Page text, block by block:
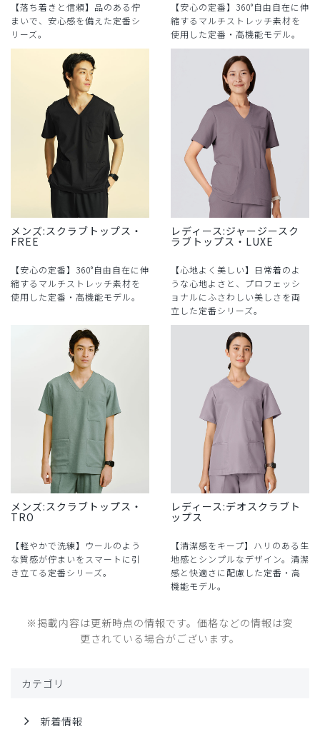
【落ち着きと信頼】品のある佇
まいで、安心感を備えた定番シ
リーズ。
【安心の定番】360°自由自在に伸
縮するマルチストレッチ素材を
使用した定番・高機能モデル。
メンズ:スクラブトップス・
FREE
【安心の定番】360°自由自在に伸
縮するマルチストレッチ素材を
使用した定番・高機能モデル。
レディース:ジャージースク
ラブトップス・LUXE
【心地よく美しい】日常着のよ
うな心地よさと、プロフェッシ
ョナルにふさわしい美しさを両
立した定番シリーズ。
メンズ:スクラブトップス・
TRO
【軽やかで洗練】ウールのよう
な質感が佇まいをスマートに引
き立てる定番シリーズ。
レディース:デオスクラブト
ップス
【清潔感をキープ】ハリのある生
地感とシンプルなデザイン。清潔
感と快適さに配慮した定番・高
機能モデル。
※掲載内容は更新時点の情報です。価格などの情報は変
更されている場合がございます。
カテゴリ
新着情報